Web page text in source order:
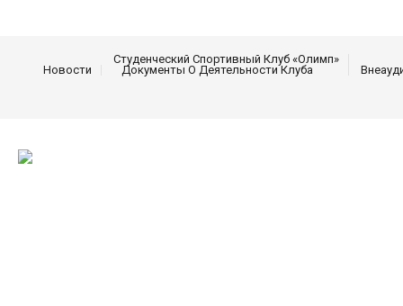
Новости
Студенческий Спортивный Клуб «Олимп»
Документы О Деятельности Клуба